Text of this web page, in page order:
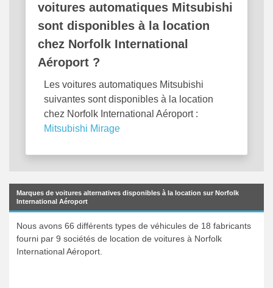
voitures automatiques Mitsubishi
sont disponibles à la location
chez Norfolk International
Aéroport ?
Les voitures automatiques Mitsubishi
suivantes sont disponibles à la location
chez Norfolk International Aéroport :
Mitsubishi Mirage
Marques de voitures alternatives disponibles à la location sur Norfolk
International Aéroport
Nous avons 66 différents types de véhicules de 18 fabricants
fourni par 9 sociétés de location de voitures à Norfolk
International Aéroport.